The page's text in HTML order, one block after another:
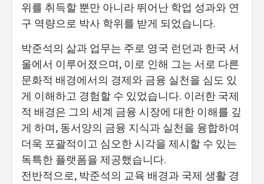
위를 취득할 뿐만 아니라 뛰어난 학업 성과와 연
구 역량으로 박사 학위를 받게 되었습니다.
박준석의 삶과 업무는 주로 영국 런던과 한국 서
울에서 이루어졌으며, 이로 인해 그는 서로 다른
문화적 배경에서의 경제와 금융 실천을 심도 있
게 이해하고 경험할 수 있었습니다. 이러한 국제
적 배경은 그의 세계 금융 시장에 대한 이해를 깊
게 하며, 동서양의 금융 지식과 실천을 융합하여
더욱 포괄적이고 심오한 시각을 제시할 수 있는
독특한 플랫폼을 제공했습니다.
전반적으로, 박준석의 교육 배경과 국제 생활 경